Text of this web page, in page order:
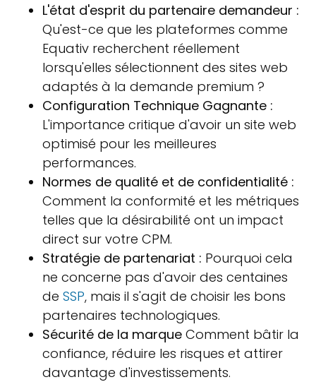
L'état d'esprit du partenaire demandeur :
Qu'est-ce que les plateformes comme
Equativ recherchent réellement
lorsqu'elles sélectionnent des sites web
adaptés à la demande premium ?
Configuration Technique Gagnante :
L'importance critique d'avoir un site web
optimisé pour les meilleures
performances.
Normes de qualité et de confidentialité :
Comment la conformité et les métriques
telles que la désirabilité ont un impact
direct sur votre CPM.
Stratégie de partenariat : Pourquoi cela
ne concerne pas d'avoir des centaines
de SSP, mais il s'agit de choisir les bons
partenaires technologiques.
Sécurité de la marque Comment bâtir la
confiance, réduire les risques et attirer
davantage d'investissements.